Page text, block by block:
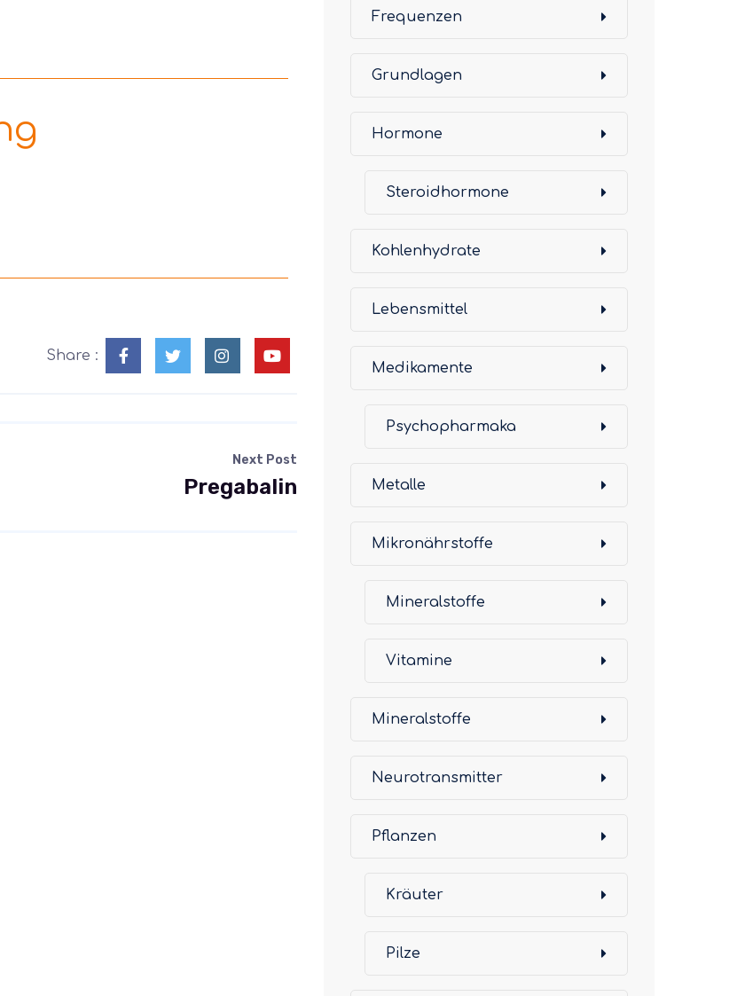
Share :
Next Post
Pregabalin
Frequenzen
Grundlagen
Hormone
Steroidhormone
Kohlenhydrate
Lebensmittel
Medikamente
Psychopharmaka
Metalle
Mikronährstoffe
Mineralstoffe
Vitamine
Mineralstoffe
Neurotransmitter
Pflanzen
Kräuter
Pilze